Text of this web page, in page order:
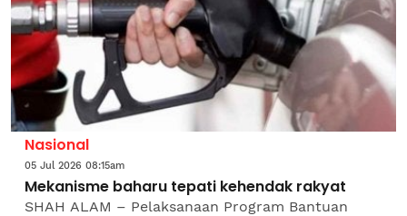
Nasional
05 Jul 2026 08:15am
Mekanisme baharu tepati kehendak rakyat
SHAH ALAM – Pelaksanaan Program Bantuan